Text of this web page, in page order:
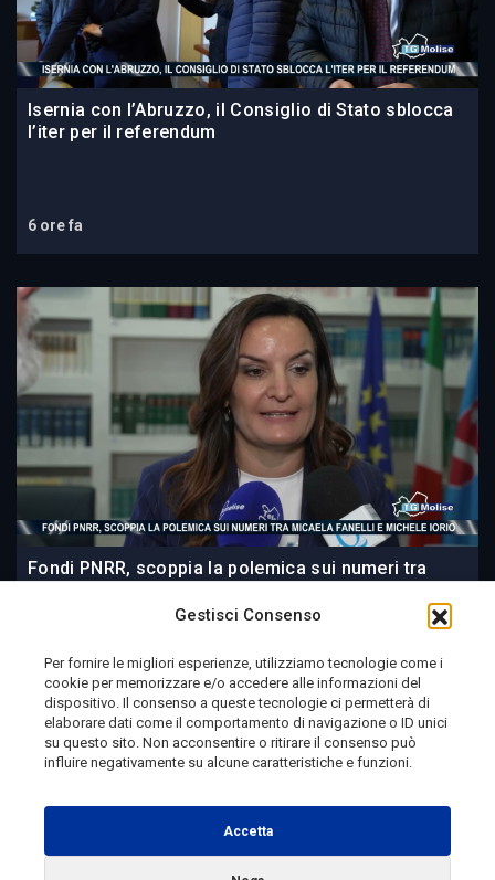
Gestisci Consenso
Per fornire le migliori esperienze, utilizziamo tecnologie come i
cookie per memorizzare e/o accedere alle informazioni del
dispositivo. Il consenso a queste tecnologie ci permetterà di
elaborare dati come il comportamento di navigazione o ID unici
su questo sito. Non acconsentire o ritirare il consenso può
influire negativamente su alcune caratteristiche e funzioni.
Accetta
Isernia con l’Abruzzo, il Consiglio di Stato sblocca
l’iter per il referendum
6 ore fa
Fondi PNRR, scoppia la polemica sui numeri tra
1 giorno fa
Telemolise - reg. Tribunale di Campobasso n. 133 del
10/08/1982 - Direttore Responsabile:MANUELA